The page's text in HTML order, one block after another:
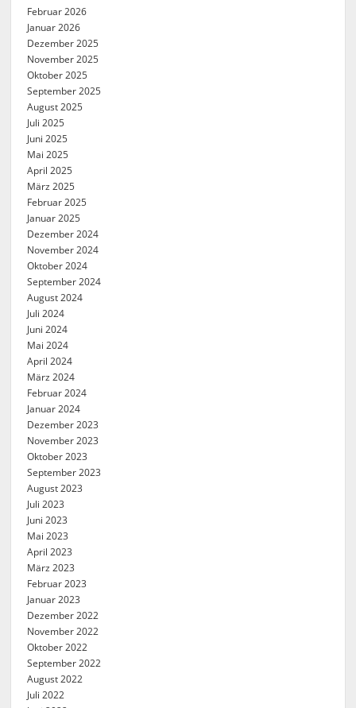
Februar 2026
Januar 2026
Dezember 2025
November 2025
Oktober 2025
September 2025
August 2025
Juli 2025
Juni 2025
Mai 2025
April 2025
März 2025
Februar 2025
Januar 2025
Dezember 2024
November 2024
Oktober 2024
September 2024
August 2024
Juli 2024
Juni 2024
Mai 2024
April 2024
März 2024
Februar 2024
Januar 2024
Dezember 2023
November 2023
Oktober 2023
September 2023
August 2023
Juli 2023
Juni 2023
Mai 2023
April 2023
März 2023
Februar 2023
Januar 2023
Dezember 2022
November 2022
Oktober 2022
September 2022
August 2022
Juli 2022